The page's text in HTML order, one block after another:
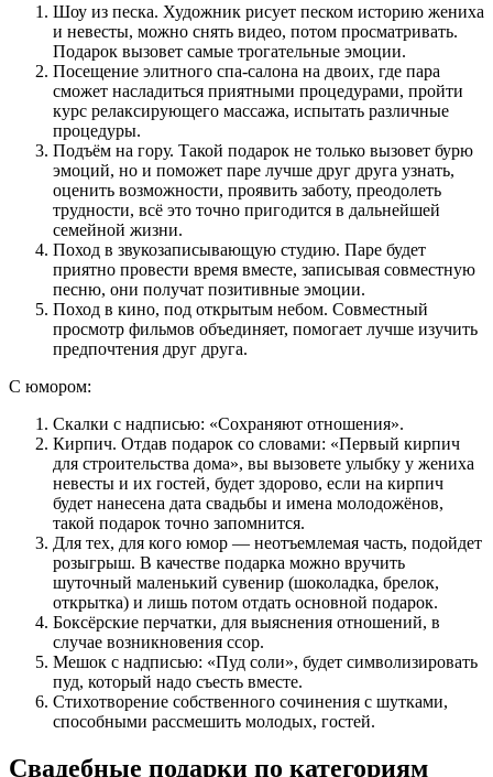
Шоу из песка. Художник рисует песком историю жениха
и невесты, можно снять видео, потом просматривать.
Подарок вызовет самые трогательные эмоции.
Посещение элитного спа-салона на двоих, где пара
сможет насладиться приятными процедурами, пройти
курс релаксирующего массажа, испытать различные
процедуры.
Подъём на гору. Такой подарок не только вызовет бурю
эмоций, но и поможет паре лучше друг друга узнать,
оценить возможности, проявить заботу, преодолеть
трудности, всё это точно пригодится в дальнейшей
семейной жизни.
Поход в звукозаписывающую студию. Паре будет
приятно провести время вместе, записывая совместную
песню, они получат позитивные эмоции.
Поход в кино, под открытым небом. Совместный
просмотр фильмов объединяет, помогает лучше изучить
предпочтения друг друга.
С юмором:
Скалки с надписью: «Сохраняют отношения».
Кирпич. Отдав подарок со словами: «Первый кирпич
для строительства дома», вы вызовете улыбку у жениха
невесты и их гостей, будет здорово, если на кирпич
будет нанесена дата свадьбы и имена молодожёнов,
такой подарок точно запомнится.
Для тех, для кого юмор — неотъемлемая часть, подойдет
розыгрыш. В качестве подарка можно вручить
шуточный маленький сувенир (шоколадка, брелок,
открытка) и лишь потом отдать основной подарок.
Боксёрские перчатки, для выяснения отношений, в
случае возникновения ссор.
Мешок с надписью: «Пуд соли», будет символизировать
пуд, который надо съесть вместе.
Стихотворение собственного сочинения с шутками,
способными рассмешить молодых, гостей.
Свадебные подарки по категориям